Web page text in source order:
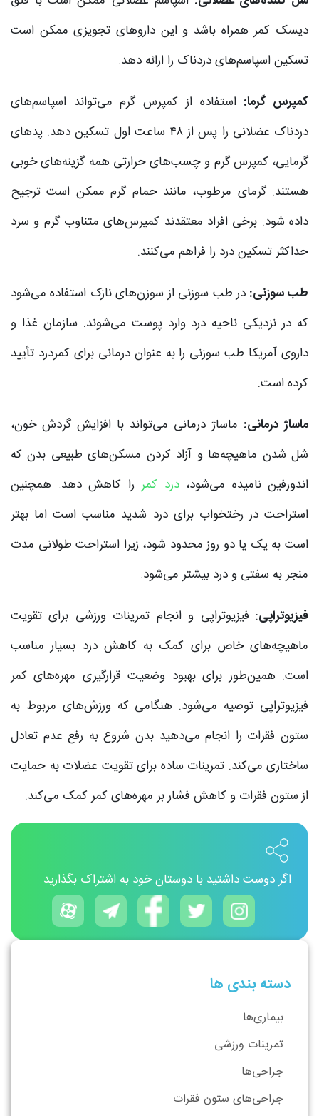
دیسک کمر همراه باشد و این داروهای تجویزی ممکن است
تسکین اسپاسم‌های دردناک را ارائه دهد.
کمپرس گرما: استفاده از کمپرس گرم می‌تواند اسپاسم‌های
دردناک عضلانی را پس از ۴۸ ساعت اول تسکین دهد. پدهای
گرمایی، کمپرس گرم و چسب‌های حرارتی همه گزینه‌های خوبی
هستند. گرمای مرطوب، مانند حمام گرم ممکن است ترجیح
داده شود. برخی افراد معتقدند کمپرس‌های متناوب گرم و سرد
حداکثر تسکین درد را فراهم می‌کنند.
طب سوزنی: در طب سوزنی از سوزن‌های نازک استفاده می‌شود
که در نزدیکی ناحیه درد وارد پوست می‌شوند. سازمان غذا و
داروی آمریکا طب سوزنی را به عنوان درمانی برای کمردرد تأیید
کرده است.
ماساژ درمانی: ماساژ درمانی می‌تواند با افزایش گردش خون،
شل شدن ماهیچه‌ها و آزاد کردن مسکن‌های طبیعی بدن که
اندورفین نامیده می‌شود،درد کمر را کاهش دهد. همچنین
استراحت در رختخواب برای درد شدید مناسب است اما بهتر
است به یک یا دو روز محدود شود، زیرا استراحت طولانی مدت
منجر به سفتی و درد بیشتر می‌شود.
فیزیوتراپی: فیزیوتراپی و انجام تمرینات ورزشی برای تقویت
ماهیچه‌های خاص برای کمک به کاهش درد بسیار مناسب
است. همین‌طور برای بهبود وضعیت قرارگیری مهره‌های کمر
فیزیوتراپی توصیه می‌شود. هنگامی که ورزش‌های مربوط به
ستون فقرات را انجام می‌دهید بدن شروع به رفع عدم تعادل
ساختاری می‌کند. تمرینات ساده برای تقویت عضلات به حمایت
از ستون فقرات و کاهش فشار بر مهره‌های کمر کمک می‌کند.
اگر دوست داشتید با دوستان خود به اشتراک بگذارید
دسته بندی ها
بیماری‌ها
تمرینات ورزشی
جراحی‌ها
جراحی‌های ستون فقرات